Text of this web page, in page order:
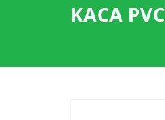
KACA